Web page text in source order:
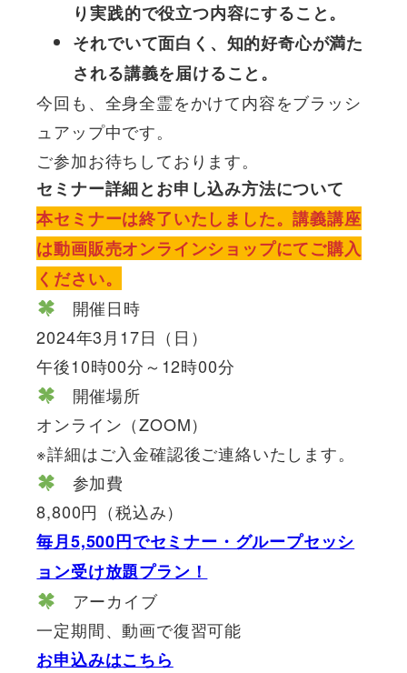
り実践的で役立つ内容にすること。
それでいて面白く、知的好奇心が満た
される講義を届けること。
今回も、全身全霊をかけて内容をブラッシ
ュアップ中です。
ご参加お待ちしております。
セミナー詳細とお申し込み方法について
本セミナーは終了いたしました。講義講座
は動画販売オンラインショップにてご購入
ください。
開催日時
2024年3月17日（日）
午後10時00分～12時00分
開催場所
オンライン（ZOOM）
※詳細はご入金確認後ご連絡いたします。
参加費
8,800円（税込み）
毎月5,500円でセミナー・グループセッシ
ョン受け放題プラン！
アーカイブ
一定期間、動画で復習可能
お申込みはこちら